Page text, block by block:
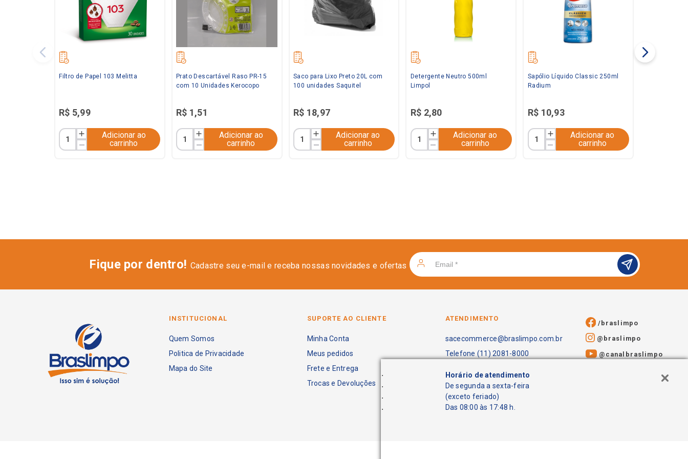
.
.
.
.
Filtro de Papel 103 Melitta
R$ 5,99
Adicionar ao
carrinho
Prato Descartável Raso PR-15
com 10 Unidades Kerocopo
R$ 1,51
Adicionar ao
carrinho
Saco para Lixo Preto 20L com
100 unidades Saquitel
R$ 18,97
Adicionar ao
carrinho
Detergente Neutro 500ml
Limpol
R$ 2,80
Adicionar ao
carrinho
Sapólio Líquido Classic 250ml
Radium
R$ 10,93
Adicionar ao
carrinho
Fique por dentro! Cadastre seu e-mail e receba nossas novidades e ofertas
INSTITUCIONAL
Quem Somos
Politica de Privacidade
Mapa do Site
SUPORTE AO CLIENTE
Minha Conta
Meus pedidos
Frete e Entrega
Trocas e Devoluções
ATENDIMENTO
sacecommerce@braslimpo.com.br
Telefone (11) 2081-8000
Horário de atendimento
De segunda a sexta-feira
(exceto feriado)
Das 08:00 às 17:48 h.
/braslimpo
@braslimpo
@canalbraslimpo​